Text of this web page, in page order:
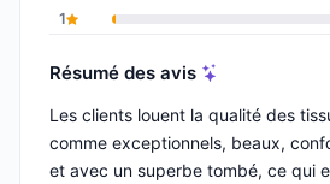
1
Résumé des avis
Les clients louent la qualité des
comme exceptionnels, beaux,
et avec un superbe tombé, ce qui